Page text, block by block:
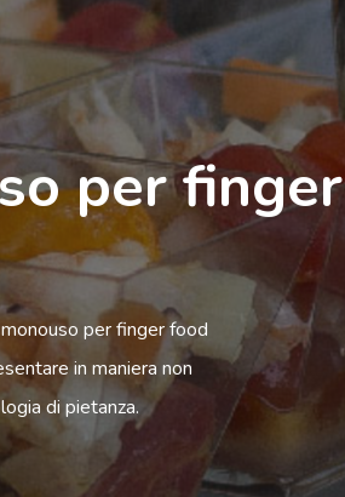
per finger
per finger food
in maniera non
di pietanza.